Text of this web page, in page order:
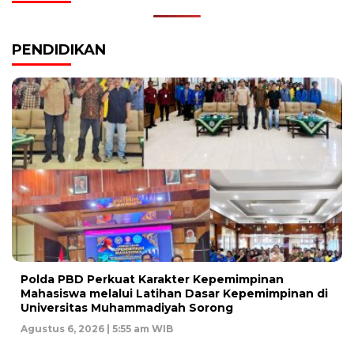
PENDIDIKAN
Polda PBD Perkuat Karakter Kepemimpinan
Mahasiswa melalui Latihan Dasar Kepemimpinan di
Universitas Muhammadiyah Sorong
Agustus 6, 2026 | 5:55 am WIB